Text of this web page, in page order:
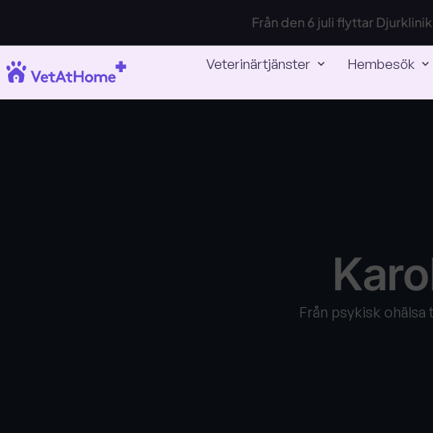
Från den 6 juli flyttar
Veterinärtjänster Hembesök
Från psykisk